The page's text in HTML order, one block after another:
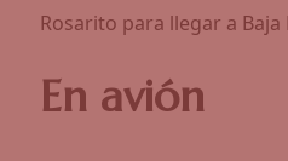
Rosarito para llegar a Baja
En avión